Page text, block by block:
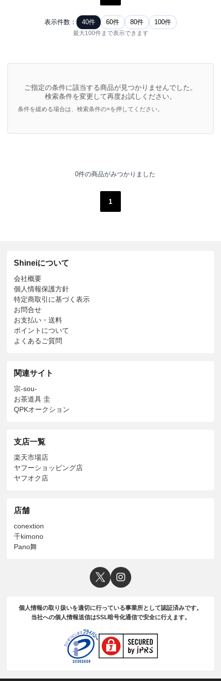
表示件数： 40件 60件 80件 100件
最大100件まで表示できます
ご指定の条件に該当する商品が見つかりませんでした。
検索条件を変更して再度お試しください。
条件を緩める場合は、検索条件の×を押してください。
0件の商品がみつかりました
1
Shineiについて
会社概要
個人情報保護方針
特定商取引に基づく表示
お問合せ
お支払い・送料
ポイントについて
よくあるご質問
関連サイト
宗-sou-
お茶道具 圭
QPKオークション
支店一覧
楽天市場店
ヤフーショッピング店
ヤフオク店
店舗
conextion
千kimono
Pano舞
個人情報の取り扱いを適切に行っている事業所として認証済みです。
当社への個人情報送信はSSL暗号化通信で安全に行えます。